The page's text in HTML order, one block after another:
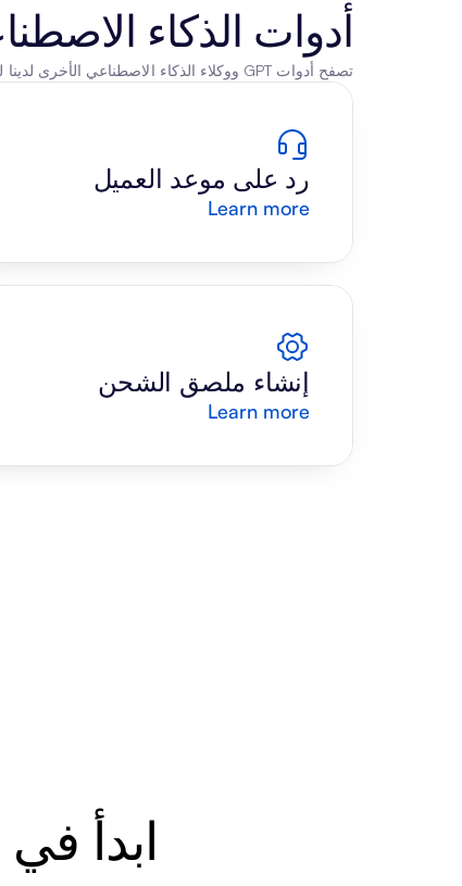
أدوات الذكاء
تصفح أدوات GPT ووكلاء الذكاء الاصطناعي الأخرى لدينا لأتمتة الوكلاء
رد على موعد العميل
Learn more
إنشاء ملصق الشحن
Learn more